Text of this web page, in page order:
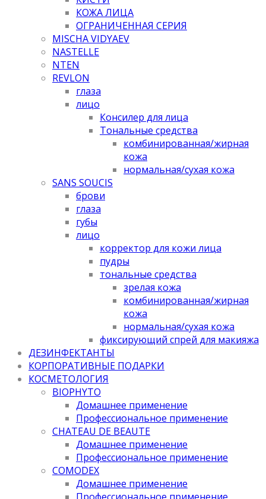
КОЖА ЛИЦА
ОГРАНИЧЕННАЯ СЕРИЯ
MISCHA VIDYAEV
NASTELLE
NTEN
REVLON
глаза
лицо
Консилер для лица
Тональные средства
комбинированная/жирная
кожа
нормальная/cухая кожа
SANS SOUCIS
брови
глаза
губы
лицо
корректор для кожи лица
пудры
тональные средства
зрелая кожа
комбинированная/жирная
кожа
нормальная/cухая кожа
фиксирующий спрей для макияжа
ДЕЗИНФЕКТАНТЫ
КОРПОРАТИВНЫЕ ПОДАРКИ
КОСМЕТОЛОГИЯ
BIOPHYTO
Домашнее применение
Профессиональное применение
CHATEAU DE BEAUTE
Домашнее применение
Профессиональное применение
COMODEX
Домашнее применение